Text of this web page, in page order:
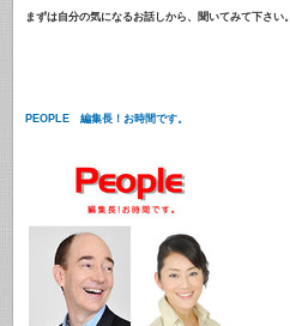
まずは自分の気になるお話しから、聞いてみて下さい。
PEOPLE 編集長！お時間です。